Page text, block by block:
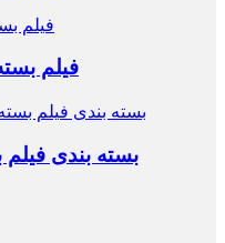
فیلم
بسته بندی